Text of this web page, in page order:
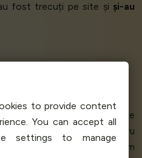
fost trecuți pe site și și-au
A fost cea mai ușoară lansare
cele patru
cu
decât am
to provide content
You can accept all
settings to manage